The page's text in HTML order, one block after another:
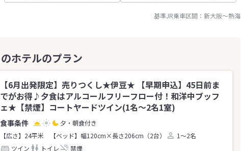
基準JR乗車区間： 新大阪～熱海
【6月出発限定】売りつくし★伊豆★ 【早期申込】45日前ま
でがお得♪夕食はアルコールフリーフロー付！和洋中ブッフ
ェ★【禁煙】コートヤードツイン(1名～2名1室)
夕・朝食付き
【広さ】24平米
【ベッド】幅120cm×長さ206cm（2台）
1～2名
ツイン
トイレ 禁煙